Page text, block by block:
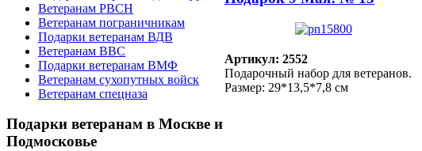
Артикул: 2552
Подарочный набор для ветеранов.
Размер: 29*13,5*7,8 см
Ветеранам РВСН
Ветеранам пограничникам
Подарки ветеранам ВДВ
Ветеранам ВВС
Подарки ветеранам ВМФ
Ветеранам сухопутных войск
Ветеранам спецназа
Подарки ветеранам в Москве и
Подмосковье